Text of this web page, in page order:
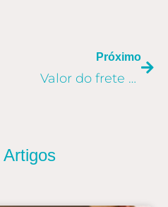
Próximo
Valor do frete marítimo: rota China-Brasil preocupa importador brasileiro
Artigos